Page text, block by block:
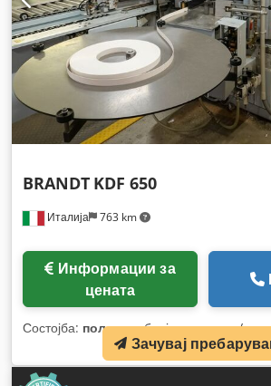
Италија 763 km
BRANDT KDF 650
цената
Состојба: половен, број на машина/
Зачувај